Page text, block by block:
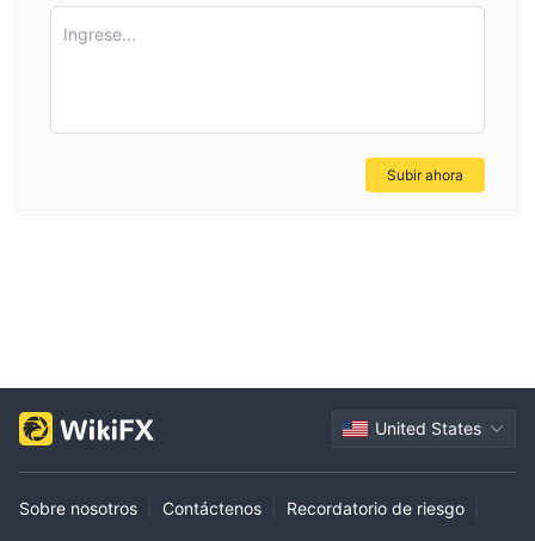
Ingrese...
Subir ahora
United States
Sobre nosotros Contáctenos Recordatorio de riesgo